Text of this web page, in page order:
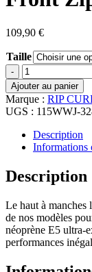
109,90 €
Taille
quantité
de
Jacket
Femme
1mm
G-
Bomb
Front
Multico
Curl
Ajouter au panier
Marque : RIP
UGS : 115WWJ-
Description
Informations
Description
Le haut à manches
de nos modèles
néoprène E5 ultra-
performances